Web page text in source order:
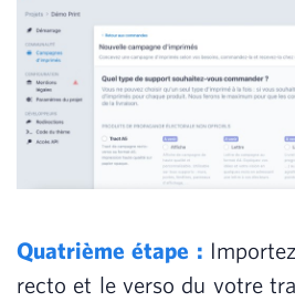
Quatrième étape :
recto et le verso du votre